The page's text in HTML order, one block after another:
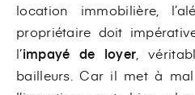
location immobilière,
propriétaire doit
l’impayé de loyer ,
bailleurs. Car il met à